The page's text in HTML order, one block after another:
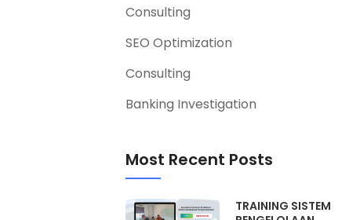
Consulting
SEO Optimization
Consulting
Banking Investigation
Most Recent Posts
TRAINING SISTEM